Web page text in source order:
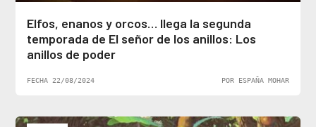
Elfos, enanos y orcos… llega la segunda
temporada de El señor de los anillos: Los
anillos de poder
FECHA 22/08/2024 POR ESPAÑA MOHAR